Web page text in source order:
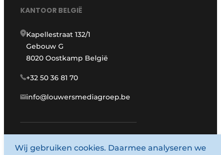
KANTOOR BELGIË
Kapellestraat 132/1
Gebouw G
8020 Oostkamp België
+32 50 36 81 70
info@louwersmediagroep.be
www.louwersmediagroep.com
Wij gebruiken cookies. Daarmee analyseren we